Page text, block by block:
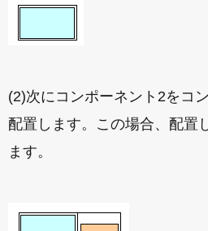
(2)次にコンポーネント2をコ
配置します。この場合、配置
ます。